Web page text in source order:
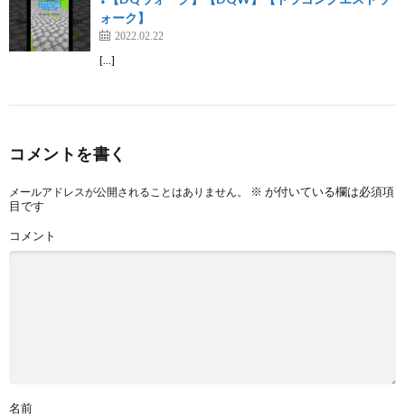
ォーク】
2022.02.22
[…]
コメントを書く
メールアドレスが公開されることはありません。 ※ が付いている欄は必須項
目です
コメント
名前